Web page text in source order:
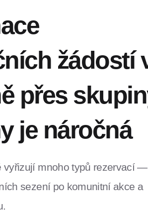
žádostí
přes
je náročná
vyřizují mnoho typů rezervací
sezení po komunitní akce a